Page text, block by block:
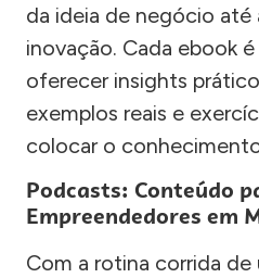
da ideia de negócio até
inovação. Cada ebook
oferecer insights
exemplos reais e
colocar o
Podcasts: Conteúdo
Empreendedores em
Com a rotina corrida